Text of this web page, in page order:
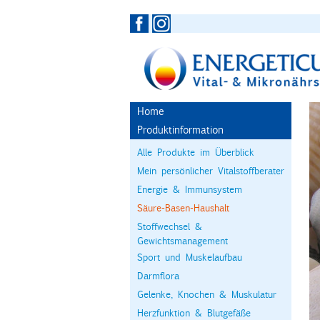
Home
Produktinformation
Alle Produkte im Überblick
Mein persönlicher Vitalstoffberater
Energie & Immunsystem
Säure-Basen-Haushalt
Stoffwechsel &
Gewichtsmanagement
Sport und Muskelaufbau
Darmflora
Gelenke, Knochen & Muskulatur
Herzfunktion & Blutgefäße